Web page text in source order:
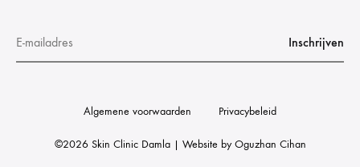
©2026 Skin Clinic Damla | Website byOguzhan Cihan
Algemene voorwaarden Privacybeleid